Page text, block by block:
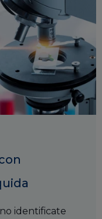
identificate